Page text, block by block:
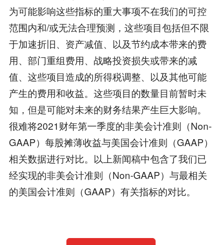
为可能影响这些指标的重大事项不在我们的可控
范围内和/或无法合理预测，这些项目包括但不限
于加速折旧、资产减值、以及节约成本带来的费
用、部门重组费用、战略投资损失或带来的减
值、这些项目造成的所得税调整、以及其他可能
产生的费用和收益。这些项目的数量目前暂时未
知，但是可能对未来的财务结果产生巨大影响。
很难将2021财年第一季度的非美会计准则（Non-
GAAP）每股摊薄收益与美国会计准则（GAAP）
相关数据进行对比。以上新闻稿中包含了我们已
经实现的非美会计准则（Non-GAAP）与最相关
的美国会计准则（GAAP）有关指标的对比。